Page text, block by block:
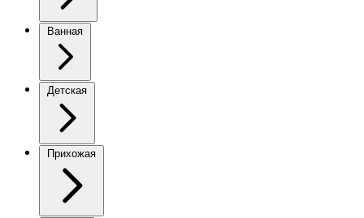
Ванная
Детская
Прихожая